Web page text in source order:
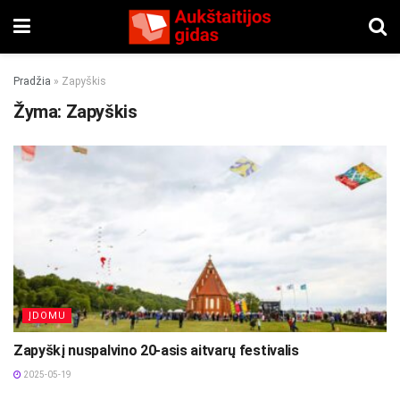
Pradžia » Zapyškis
Žyma: Zapyškis
ĮDOMU
Zapyškį nuspalvino 20-asis aitvarų festivalis
2025-05-19